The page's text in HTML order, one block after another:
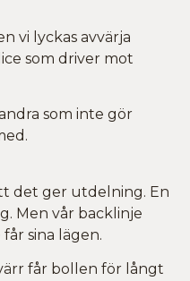
vi lyckas avvärja
som driver mot
som inte gör
det ger utdelning. En
Men vår backlinje
sina lägen.
får bollen för långt